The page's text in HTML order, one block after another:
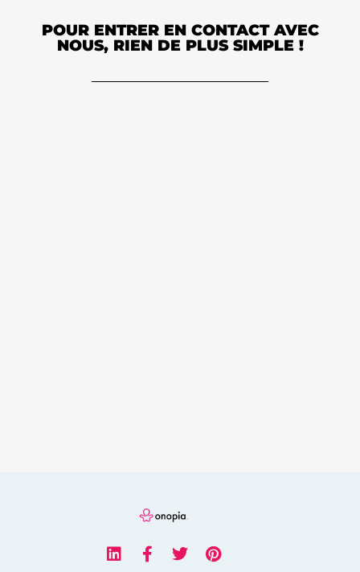
POUR ENTRER EN CONTACT AVEC
NOUS, RIEN DE PLUS SIMPLE !